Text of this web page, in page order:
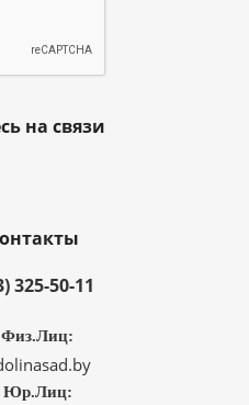
на связи
325-50-11
Юр.Лиц: